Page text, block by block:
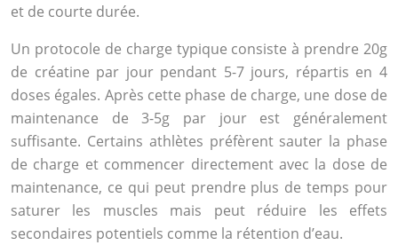
et de courte durée.
Un protocole de charge typique consiste à prendre 20g
de créatine par jour pendant 5-7 jours, répartis en 4
doses égales. Après cette phase de charge, une dose de
maintenance de 3-5g par jour est généralement
suffisante. Certains athlètes préfèrent sauter la phase
de charge et commencer directement avec la dose de
maintenance, ce qui peut prendre plus de temps pour
saturer les muscles mais peut réduire les effets
secondaires potentiels comme la rétention d’eau.